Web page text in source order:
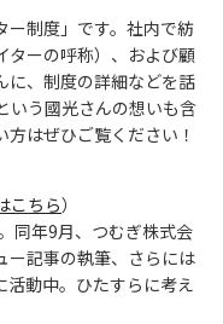
ー制度」です。社内で紡
ターの呼称）、および顧
に、制度の詳細などを話
いう國光さんの想いも含
はぜひご覧ください！
こちら）
同年9月、つむぎ株式会
ー記事の執筆、さらには
活動中。ひたすらに考え